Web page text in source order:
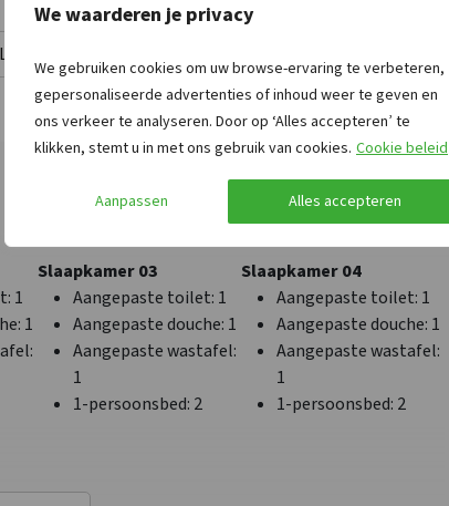
We waarderen je privacy
We gebruiken cookies om uw browse-ervaring te verbeteren,
gepersonaliseerde advertenties of inhoud weer te geven en
ons verkeer te analyseren. Door op ‘Alles accepteren’ te
klikken, stemt u in met ons gebruik van cookies. Cookie beleid
Aanpassen Alles accepteren
Sauna: < 0,5 km
Treinstation: < 25 km
Bushalte: < 0,5 km
Winkels: < 5 km
Golfbaan: < 10 km
Aangepaste toilet: 4
Aangepaste douche: 4
Deurbreedte
aangepast
Aangepaste wastafel:
Rolstoelgeschikt
Aangepast sanitair
Nederland
Plaats
Lees meer
: 1
: 1
:
Slaapkamer 03
Aangepaste toilet: 1
Aangepaste douche: 1
Aangepaste wastafel:
1
1-persoonsbed: 2
Slaapkamer 04
Aangepaste toilet: 1
Aangepaste douche: 1
Aangepaste wastafel:
1
1-persoonsbed: 2